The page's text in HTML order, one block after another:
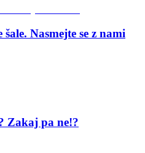
Nasmejte se z nami
Zakaj pa ne!?